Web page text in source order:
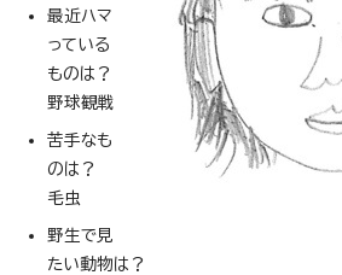
最近ハマ
っている
ものは？
野球観戦
苦手なも
のは？
毛虫
野生で見
たい動物は？